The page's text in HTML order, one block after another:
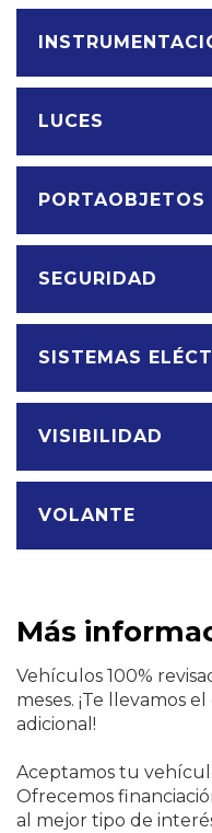
LUCES
PORTAOBJETOS
SEGURIDAD
SISTEMAS
VISIBILIDAD
VOLANTE
Más
Vehículos 100%
meses. ¡Te llevamos
adicional!
Aceptamos tu
Ofrecemos
al mejor tipo de